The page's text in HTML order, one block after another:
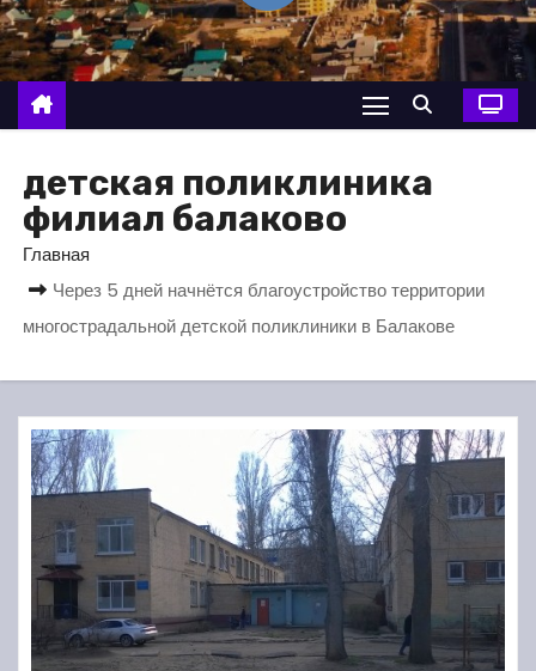
о
м
у
детская поликлиника
филиал балаково
Главная
Через 5 дней начнётся благоустройство территории
многострадальной детской поликлиники в Балакове